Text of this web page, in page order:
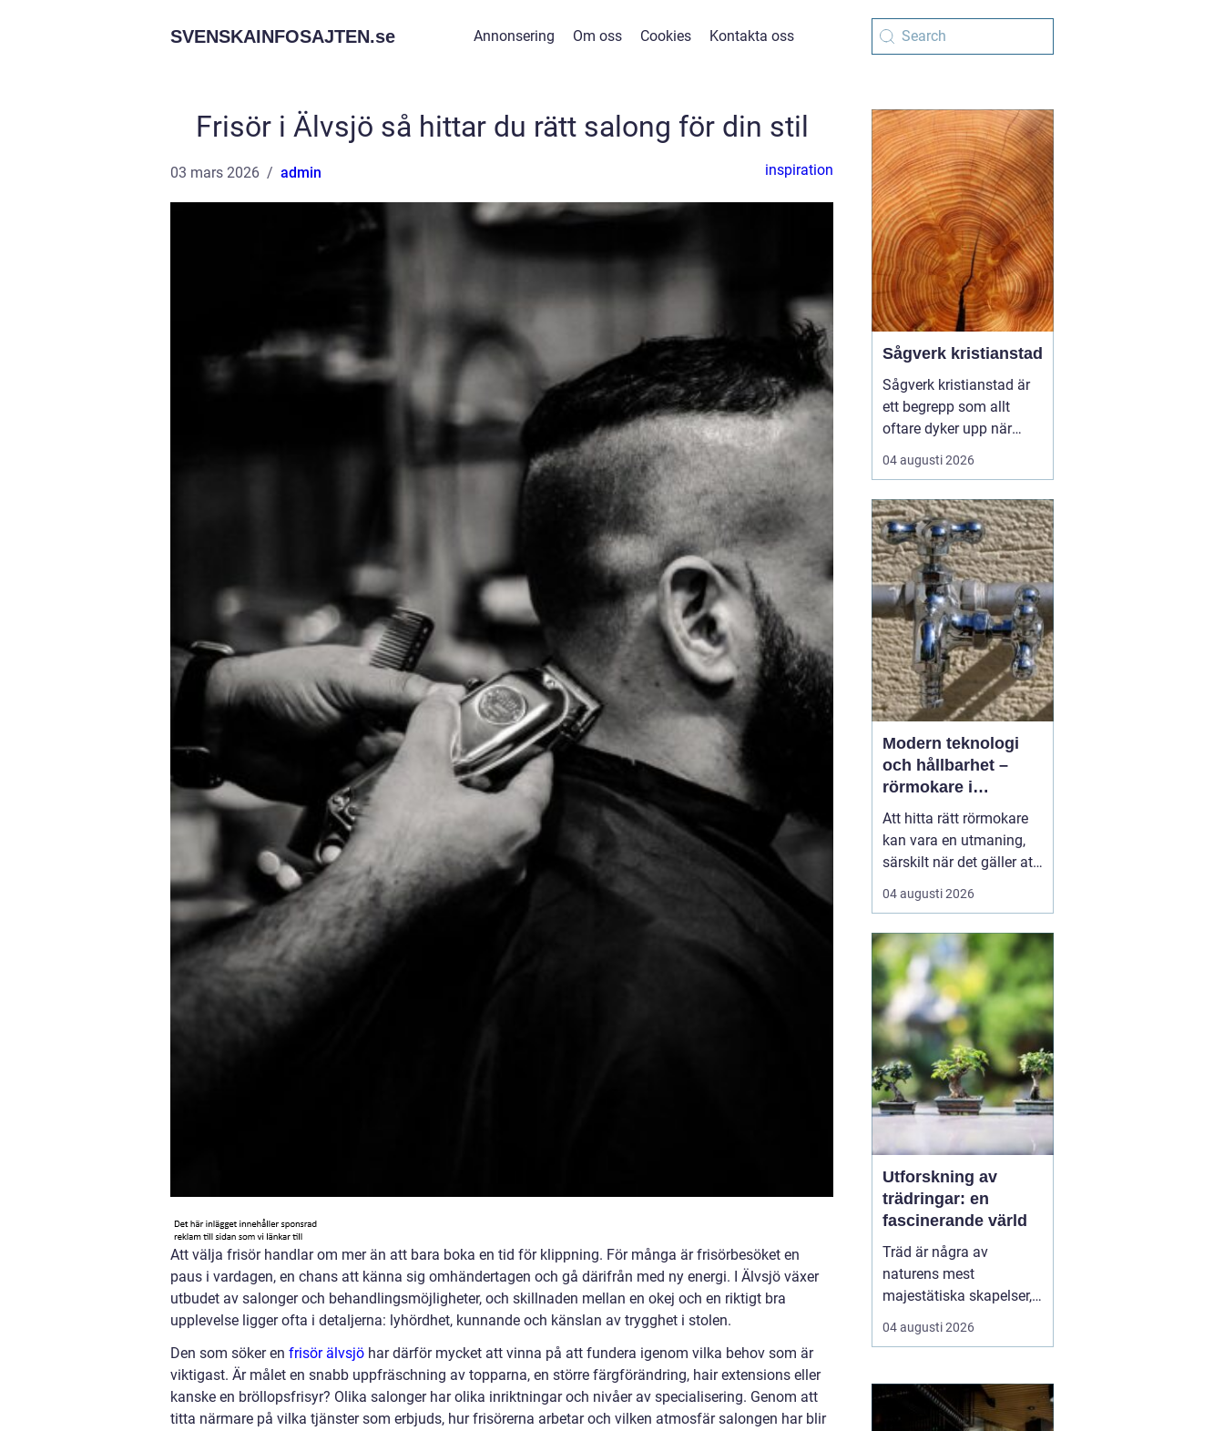
SVENSKAINFOSAJTEN.se Annonsering Om oss Cookies Kontakta oss
Frisör i Älvsjö så hittar du rätt salong för din stil
03 mars 2026 admin inspiration
Att välja frisör handlar om mer än att bara boka en tid för klippning. För många är frisörbesöket en
paus i vardagen, en chans att känna sig omhändertagen och gå därifrån med ny energi. I Älvsjö växer
utbudet av salonger och behandlingsmöjligheter, och skillnaden mellan en okej och en riktigt bra
upplevelse ligger ofta i detaljerna: lyhördhet, kunnande och känslan av trygghet i stolen.
Den som söker en frisör älvsjö har därför mycket att vinna på att fundera igenom vilka behov som är
viktigast. Är målet en snabb uppfräschning av topparna, en större färgförändring, hair extensions eller
kanske en bröllopsfrisyr? Olika salonger har olika inriktningar och nivåer av specialisering. Genom att
titta närmare på vilka tjänster som erbjuds, hur frisörerna arbetar och vilken atmosfär salongen har blir
Sågverk kristianstad
Sågverk kristianstad är
ett begrepp som allt
oftare dyker upp när
husbyggare, snickare
och markägare söker
trävaror i nordöstra
skåne. Områdets långa
tradition av skogsbruk
och hantverk har skapat
en stark bas för sågverk
som k...
04 augusti 2026
Modern teknologi
och hållbarhet –
rörmokare i
Jämtland
Att hitta rätt rörmokare
kan vara en utmaning,
särskilt när det gäller att
välja bland många
erbjudanden på en
Jämtland. Kvalificerade
rörmokare är viktiga för
att s&aum...
04 augusti 2026
Utforskning av
trädringar: en
fascinerande värld
Träd är några av
naturens mest
majestätiska skapelser,
och deras årliga
växande lager kan
historia och omgivning.
04 augusti 2026